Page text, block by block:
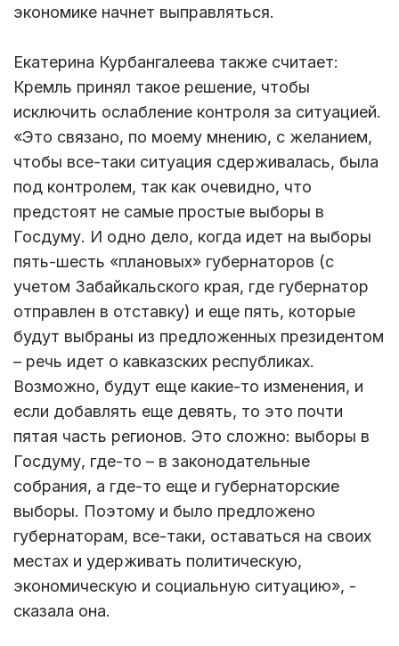
экономике начнет выправляться.
Екатерина Курбангалеева также считает:
Кремль принял такое решение, чтобы
исключить ослабление контроля за ситуацией.
«Это связано, по моему мнению, с желанием,
чтобы все-таки ситуация сдерживалась, была
под контролем, так как очевидно, что
предстоят не самые простые выборы в
Госдуму. И одно дело, когда идет на выборы
пять-шесть «плановых» губернаторов (с
учетом Забайкальского края, где губернатор
отправлен в отставку) и еще пять, которые
будут выбраны из предложенных президентом
– речь идет о кавказских республиках.
Возможно, будут еще какие-то изменения, и
если добавлять еще девять, то это почти
пятая часть регионов. Это сложно: выборы в
Госдуму, где-то – в законодательные
собрания, а где-то еще и губернаторские
выборы. Поэтому и было предложено
губернаторам, все-таки, оставаться на своих
местах и удерживать политическую,
экономическую и социальную ситуацию», -
сказала она.